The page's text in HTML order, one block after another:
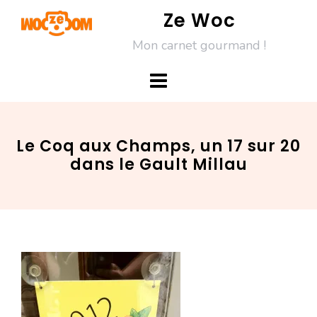
Ze Woc
Mon carnet gourmand !
Le Coq aux Champs, un 17 sur 20
dans le Gault Millau